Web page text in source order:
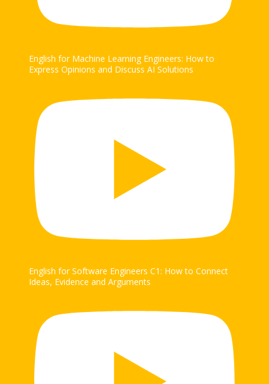
English for Machine Learning Engineers: How to
Express Opinions and Discuss AI Solutions
English for Software Engineers C1: How to Connect
Ideas, Evidence and Arguments